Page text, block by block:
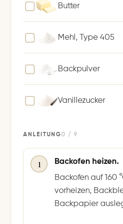
Butter
Mehl, Type 405
Backpulver
Vanillezucker
ANLEITUNG0 / 9
1
Backofen heizen.
Backofen auf 160
vorheizen,
Backpapier